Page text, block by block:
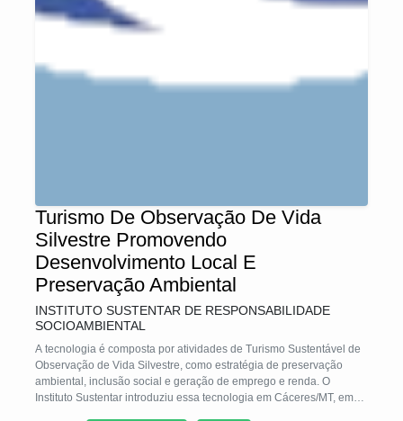
Turismo De Observação De Vida
Silvestre Promovendo
Desenvolvimento Local E
Preservação Ambiental
INSTITUTO SUSTENTAR DE RESPONSABILIDADE
SOCIOAMBIENTAL
A tecnologia é composta por atividades de Turismo Sustentável de
Observação de Vida Silvestre, como estratégia de preservação
ambiental, inclusão social e geração de emprego e renda. O
Instituto Sustentar introduziu essa tecnologia em Cáceres/MT, em